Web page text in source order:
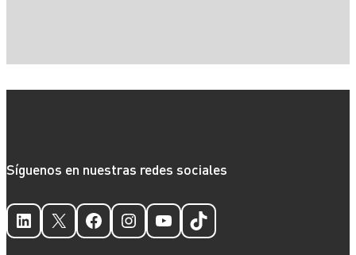
Síguenos en nuestras redes sociales
LinkedIn
X Facebook
Instagram
YouTube
TikTok